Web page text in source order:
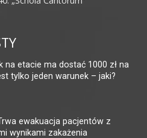
na etacie ma dostać 1000 zł na
tylko jeden warunek – jaki?
ewakuacja pacjentów z
wynikami zakażenia